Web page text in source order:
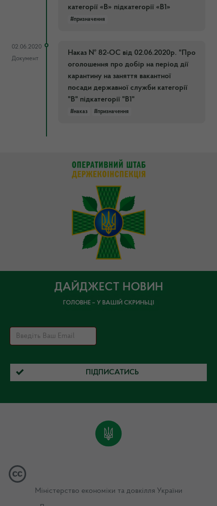
категорії «В» підкатегорії «В1»
#призначення
02.06.2020
Документ
Наказ № 82-ОС від 02.06.2020р. "Про
оголошення про добір на період дії
карантину на заняття вакантної
посади державної служби категорії
"В" підкатегорії "В1"
#наказ #призначення
ДАЙДЖЕСТ НОВИН
ГОЛОВНЕ – У ВАШІЙ СКРИНЬЦІ
ПІДПИСАТИСЬ
Міністерство економіки та довкілля України